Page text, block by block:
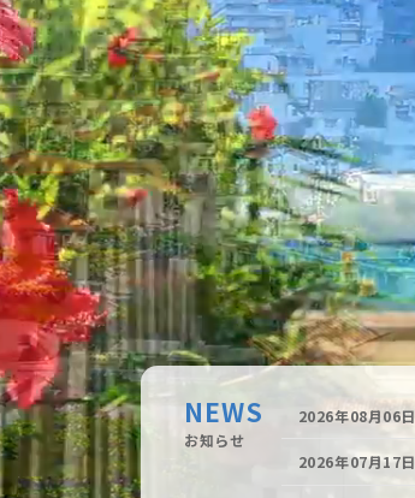
NEWS
お知らせ
2026年08月06日
2026年07月17日